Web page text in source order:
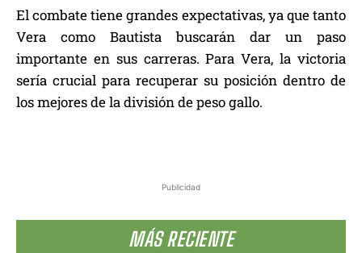
Publicidad
MÁS RECIENTE
El combate tiene grandes expectativas, ya que tanto
Vera como Bautista buscarán dar un paso
importante en sus carreras. Para Vera, la victoria
sería crucial para recuperar su posición dentro de
los mejores de la división de peso gallo.